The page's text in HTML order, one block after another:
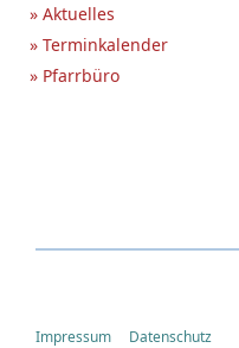
» Aktuelles
» Terminkalender
» Pfarrbüro
Impressum Datenschutz